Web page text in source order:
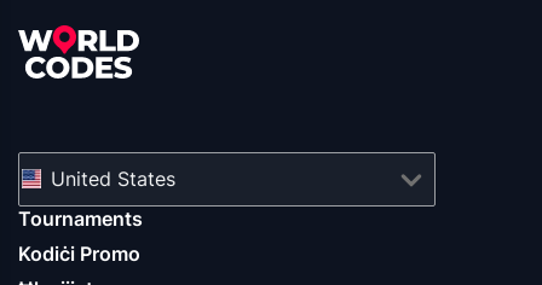
United States
Tournaments
Kodiċi Promo